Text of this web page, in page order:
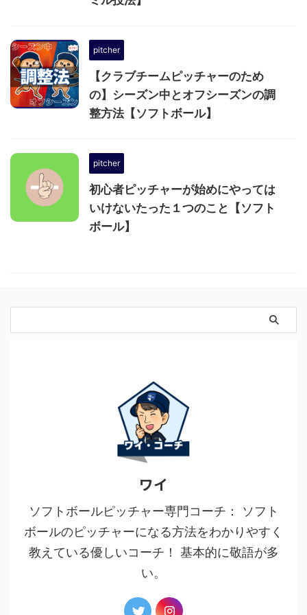
pitcher
【クラブチームピッチャーのため
の】シーズン中とオフシーズンの調
整方法【ソフトボール】
pitcher
初心者ピッチャーが始めにやっては
いけないたった１つのこと【ソフト
ボール】
ワイ
ソフトボールピッチャー専門コーチ： ソフト
ボールのピッチャーになる方法をわかりやすく
教えている優しいコーチ！ 基本的に敬語が多
い。